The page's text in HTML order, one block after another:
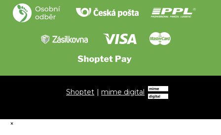
Shoptet |mime digital
×